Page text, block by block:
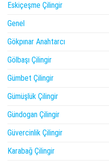
Eskiçeşme Çilingir
Genel
Gökpınar Anahtarcı
Gölbaşı Çilingir
Gümbet Çilingir
Gümüşlük Çilingir
Gündogan Çilingir
Güvercinlik Çilingir
Karabağ Çilingir